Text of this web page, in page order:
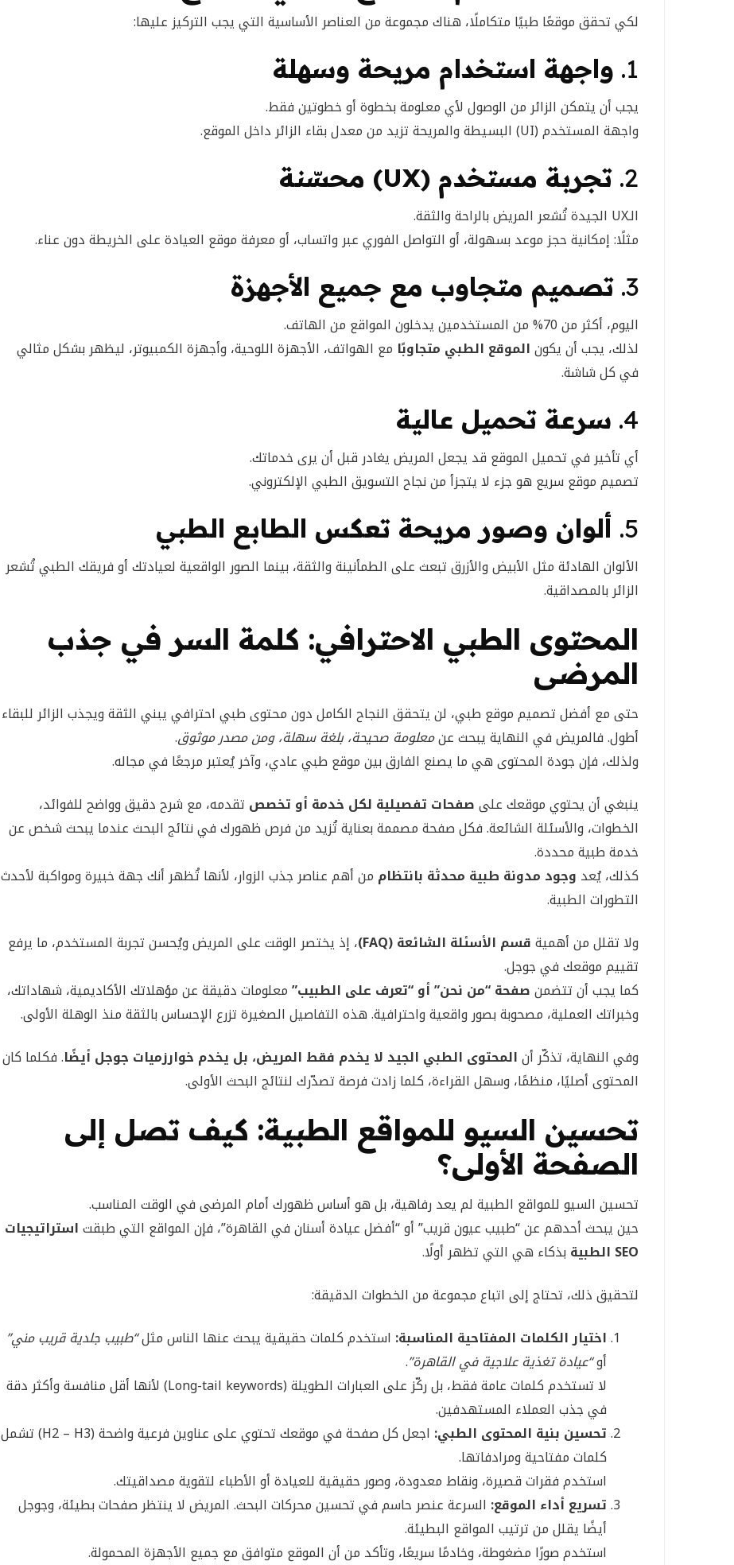
لكي تحقق موقعًا طبيًا متكاملًا، هناك مجموعة من العناصر الأساسية التي يجب التركيز عليها:
1. واجهة استخدام مريحة وسهلة
يجب أن يتمكن الزائر من الوصول لأي معلومة بخطوة أو خطوتين فقط.
واجهة المستخدم (UI) البسيطة والمريحة تزيد من معدل بقاء الزائر داخل الموقع.
2. تجربة مستخدم (UX) محسّنة
الـUX الجيدة تُشعر المريض بالراحة والثقة.
مثلًا: إمكانية حجز موعد بسهولة، أو التواصل الفوري عبر واتساب، أو معرفة موقع العيادة على الخريطة دون عناء.
3. تصميم متجاوب مع جميع الأجهزة
اليوم، أكثر من 70% من المستخدمين يدخلون المواقع من الهاتف.
لذلك، يجب أن يكونالموقع الطبي متجاوبًا مع الهواتف، الأجهزة اللوحية، وأجهزة الكمبيوتر، ليظهر بشكل مثالي
في كل شاشة.
4. سرعة تحميل عالية
أي تأخير في تحميل الموقع قد يجعل المريض يغادر قبل أن يرى خدماتك.
تصميم موقع سريع هو جزء لا يتجزأ من نجاح التسويق الطبي الإلكتروني.
5. ألوان وصور مريحة تعكس الطابع الطبي
الألوان الهادئة مثل الأبيض والأزرق تبعث على الطمأنينة والثقة، بينما الصور الواقعية لعيادتك أو فريقك الطبي تُشعر
الزائر بالمصداقية.
المحتوى الطبي الاحترافي: كلمة السر في جذب
المرضى
حتى مع أفضل تصميم موقع طبي، لن يتحقق النجاح الكامل دون محتوى طبي احترافي يبني الثقة ويجذب الزائر للبقاء
أطول. فالمريض في النهاية يبحث عنمعلومة صحيحة، بلغة سهلة، ومن مصدر موثوق.
ولذلك، فإن جودة المحتوى هي ما يصنع الفارق بين موقع طبي عادي، وآخر يُعتبر مرجعًا في مجاله.
ينبغي أن يحتوي موقعك علىصفحات تفصيلية لكل خدمة أو تخصص تقدمه، مع شرح دقيق وواضح للفوائد،
الخطوات، والأسئلة الشائعة. فكل صفحة مصممة بعناية تُزيد من فرص ظهورك في نتائج البحث عندما يبحث شخص عن
خدمة طبية محددة.
كذلك، يُعد وجود مدونة طبية محدثة بانتظام من أهم عناصر جذب الزوار، لأنها تُظهر أنك جهة خبيرة ومواكبة لأحدث
التطورات الطبية.
ولا تقلل من أهميةقسم الأسئلة الشائعة (FAQ)
، إذ يختصر الوقت على المريض ويُحسن تجربة المستخدم، ما يرفع
تقييم موقعك في جوجل.
كما يجب أن تتضمنصفحة “من نحن” أو “تعرف على الطبيب”معلومات دقيقة عن مؤهلاتك الأكاديمية، شهاداتك،
وخبراتك العملية، مصحوبة بصور واقعية واحترافية. هذه التفاصيل الصغيرة تزرع الإحساس بالثقة منذ الوهلة الأولى.
وفي النهاية، تذكّر أنالمحتوى الطبي الجيد لا يخدم فقط المريض، بل يخدم خوارزميات جوجل أيضًا. فكلما كان
المحتوى أصليًا، منظمًا، وسهل القراءة، كلما زادت فرصة تصدّرك لنتائج البحث الأولى.
تحسين السيو للمواقع الطبية: كيف تصل إلى
الصفحة الأولى؟
تحسين السيو للمواقع الطبية لم يعد رفاهية، بل هو أساس ظهورك أمام المرضى في الوقت المناسب.
حين يبحث أحدهم عن “طبيب عيون قريب” أو “أفضل عيادة أسنان في القاهرة”، فإن المواقع التي طبقتاستراتيجيات
SEO الطبية
بذكاء هي التي تظهر أولًا.
لتحقيق ذلك، تحتاج إلى اتباع مجموعة من الخطوات الدقيقة:
اختيار الكلمات المفتاحية المناسبة: استخدم كلمات حقيقية يبحث عنها الناس مثل“طبيب جلدية قريب مني”
أو“عيادة تغذية علاجية في القاهرة”.
لا تستخدم كلمات عامة فقط، بل ركّز على العبارات الطويلة (Long-tail keywords) لأنها أقل منافسة وأكثر دقة
في جذب العملاء المستهدفين.
تحسين بنية المحتوى الطبي:
اجعل كل صفحة في موقعك تحتوي على عناوين فرعية واضحة (H2 – H3) تشمل
كلمات مفتاحية ومرادفاتها.
استخدم فقرات قصيرة، ونقاط معدودة، وصور حقيقية للعيادة أو الأطباء لتقوية مصداقيتك.
تسريع أداء الموقع: السرعة عنصر حاسم في تحسين محركات البحث. المريض لا ينتظر صفحات بطيئة، وجوجل
أيضًا يقلل من ترتيب المواقع البطيئة.
استخدم صورًا مضغوطة، وخادمًا سريعًا، وتأكد من أن الموقع متوافق مع جميع الأجهزة المحمولة.